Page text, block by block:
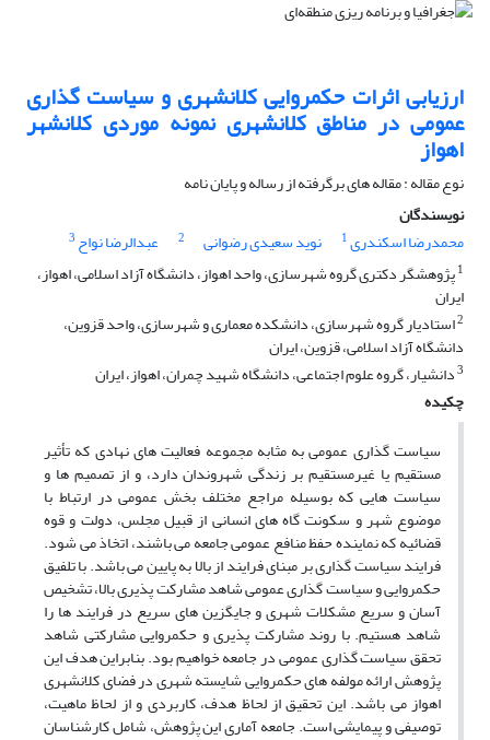
ارزیابی اثرات حکمروایی کلانشهری و سیاست گذاری
عمومی در مناطق کلانشهری نمونه موردی کلانشهر
اهواز
نوع مقاله : مقاله های برگرفته از رساله و پایان نامه
نویسندگان
محمدرضا اسکندری1 نوید سعیدی رضوانی 2 عبدالرضا نواح 3
1پژوهشگر دکتری گروه شهرسازی، واحد اهواز، دانشگاه آزاد اسلامی، اهواز،
ایران
2استادیار گروه شهرسازی، دانشکده معماری و شهرسازی، واحد قزوین،
دانشگاه آزاد اسلامی، قزوین، ایران
3دانشیار، گروه علوم اجتماعی، دانشگاه شهید چمران، اهواز، ایران
چکیده
سیاست گذاری عمومی به مثابه مجموعه فعالیت های نهادی که تأثیر
مستقیم یا غیرمستقیم بر زندگی شهروندان دارد، و از تصمیم ها و
سیاست هایی که بوسیله مراجع مختلف بخش عمومی در ارتباط با
موضوع شهر و سکونت گاه های انسانی از قبیل مجلس، دولت و قوه
قضائیه که نماینده حفظ منافع عمومی جامعه می باشند، اتخاذ می شود.
فرایند سیاست گذاری بر مبنای فرایند از بالا به پایین می باشد. با تلفیق
حکمروایی و سیاست گذاری عمومی شاهد مشارکت پذیری بالا، تشخیص
آسان و سریع مشکلات شهری و جایگزین های سریع در فرایند ها را
شاهد هستیم. با روند مشارکت پذیری و حکمروایی مشارکتی شاهد
تحقق سیاست گذاری عمومی در جامعه خواهیم بود. بنابراین هدف این
پژوهش ارائه مولفه های حکمروایی شایسته شهری در فضای کلانشهری
اهواز می باشد. این تحقیق از لحاظ هدف، کاربردی و از لحاظ ماهیت،
توصیفی و پیمایشی است. جامعه آماری این پژوهش، شامل کارشناسان